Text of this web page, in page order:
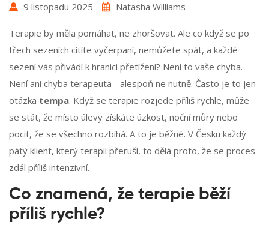
9 listopadu 2025 Natasha Williams
Terapie by měla pomáhat, ne zhoršovat. Ale co když se po
třech sezeních cítíte vyčerpaní, nemůžete spát, a každé
sezení vás přivádí k hranici přetížení? Není to vaše chyba.
Není ani chyba terapeuta - alespoň ne nutně. Často je to jen
otázka tempa. Když se terapie rozjede příliš rychle, může
se stát, že místo úlevy získáte úzkost, noční můry nebo
pocit, že se všechno rozbíhá. A to je běžné. V Česku každý
pátý klient, který terapii přeruší, to dělá proto, že se proces
zdál příliš intenzivní.
Co znamená, že terapie běží
příliš rychle?